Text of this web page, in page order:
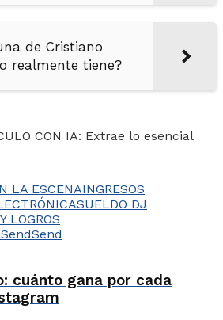
de Cristiano
realmente tiene?
CON IA: Extrae lo esencial
LA ESCENAINGRESOS
SUELDO DJ
LOGROS
SendSend
cuánto gana por cada